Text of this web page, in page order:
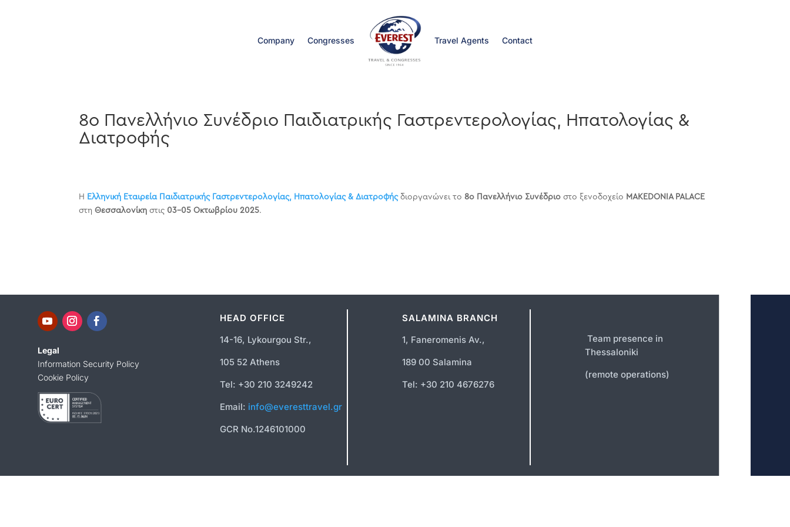
Company Congresses Travel Agents Contact
8ο Πανελλήνιο Συνέδριο Παιδιατρικής Γαστρεντερολογίας, Ηπατολογίας &
Διατροφής
Η Ελληνική Εταιρεία Παιδιατρικής Γαστρεντερολογίας, Ηπατολογίας & Διατροφήςδιοργανώνει το 8ο Πανελλήνιο Συνέδριο στο ξενοδοχείο MAKEDONIA PALACE
στη Θεσσαλονίκηστις 03-05 Οκτωβρίου 2025.
Legal
Information Security Policy
Cookie Policy
HEAD OFFICE
14-16, Lykourgou Str.,
105 52 Athens
Tel: +30 210 3249242
Email: info@everesttravel.gr
GCR No.1246101000
SALAMINA BRANCH
1, Faneromenis Av.,
189 00 Salamina
Tel: +30 210 4676276
Team presence in
Thessaloniki
(remote operations)